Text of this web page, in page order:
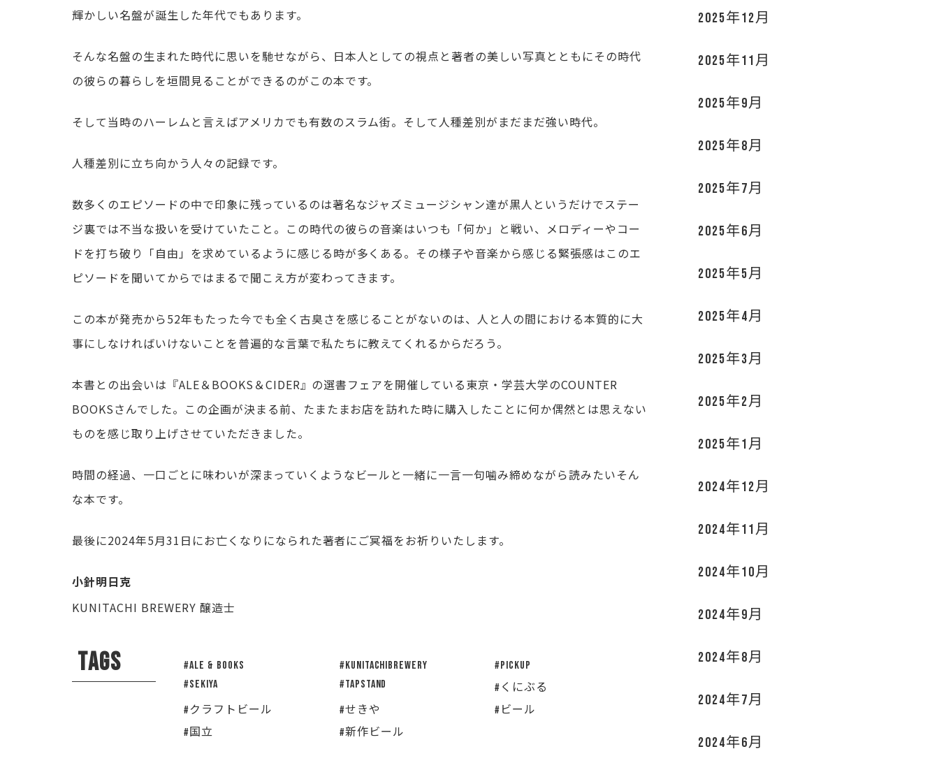
輝かしい名盤が誕生した年代でもあります。
そんな名盤の生まれた時代に思いを馳せながら、日本人としての視点と著者の美しい写真とともにその時代
の彼らの暮らしを垣間見ることができるのがこの本です。
そして当時のハーレムと言えばアメリカでも有数のスラム街。そして人種差別がまだまだ強い時代。
人種差別に立ち向かう人々の記録です。
数多くのエピソードの中で印象に残っているのは著名なジャズミュージシャン達が黒人というだけでステー
ジ裏では不当な扱いを受けていたこと。この時代の彼らの音楽はいつも「何か」と戦い、メロディーやコー
ドを打ち破り「自由」を求めているように感じる時が多くある。その様子や音楽から感じる緊張感はこのエ
ピソードを聞いてからではまるで聞こえ方が変わってきます。
この本が発売から52年もたった今でも全く古臭さを感じることがないのは、人と人の間における本質的に大
事にしなければいけないことを普遍的な言葉で私たちに教えてくれるからだろう。
本書との出会いは『ALE＆BOOKS＆CIDER』の選書フェアを開催している東京・学芸大学のCOUNTER
BOOKSさんでした。この企画が決まる前、たまたまお店を訪れた時に購入したことに何か偶然とは思えない
ものを感じ取り上げさせていただきました。
時間の経過、一口ごとに味わいが深まっていくようなビールと一緒に一言一句噛み締めながら読みたいそん
な本です。
最後に2024年5月31日にお亡くなりになられた著者にご冥福をお祈りいたします。
小針明日克
KUNITACHI BREWERY 醸造士
TAGS #ALE & BOOKS #KUNITACHIBREWERY
#pickup
#sekiya
#tapstand
#くにぶる
#クラフトビール
#せきや
#ビール
#国立
#新作ビール
2025年12月
2025年11月
2025年9月
2025年8月
2025年7月
2025年6月
2025年5月
2025年4月
2025年3月
2025年2月
2025年1月
2024年12月
2024年11月
2024年10月
2024年9月
2024年8月
2024年7月
2024年6月